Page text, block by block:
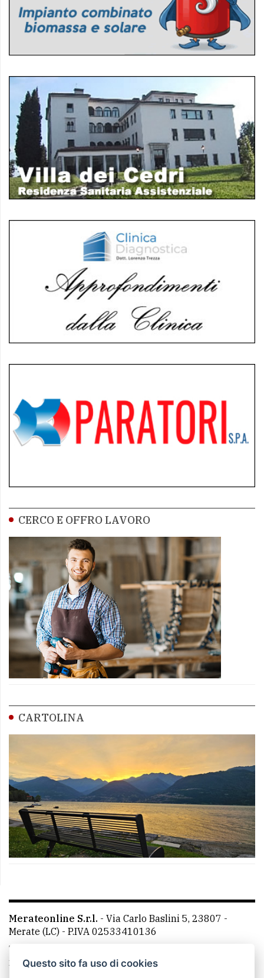
CERCO E OFFRO LAVORO
CARTOLINA
Merateonline S.r.l. - Via Carlo Baslini 5, 23807 -
Merate (LC) - P.IVA 02533410136
Telefono:
mail: redazione@leccoonline.com
Questo sito fa uso di cookies